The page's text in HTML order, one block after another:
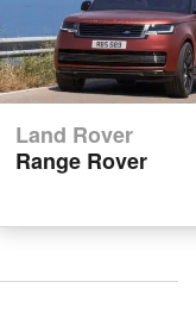
Land Rover
Range Rover